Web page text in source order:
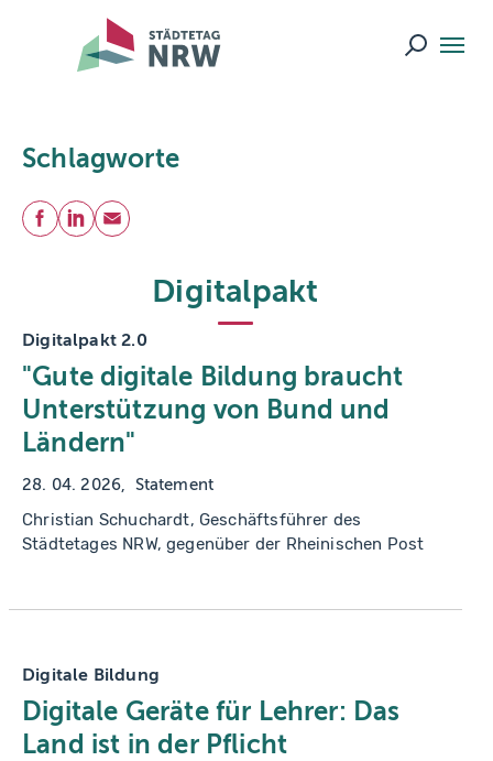
Skip to main navigation
Skip to main content
Skip to page footer
Suche
Schlagworte
Teilen
Facebook
LinkedIn
E-Mail
Digitalpakt
Digitalpakt 2.0
"Gute digitale Bildung braucht
Unterstützung von Bund und
Ländern"
28. 04. 2026 Statement
Christian Schuchardt, Geschäftsführer des
Städtetages NRW, gegenüber der Rheinischen Post
Digitale Bildung
Digitale Geräte für Lehrer: Das
Land ist in der Pflicht